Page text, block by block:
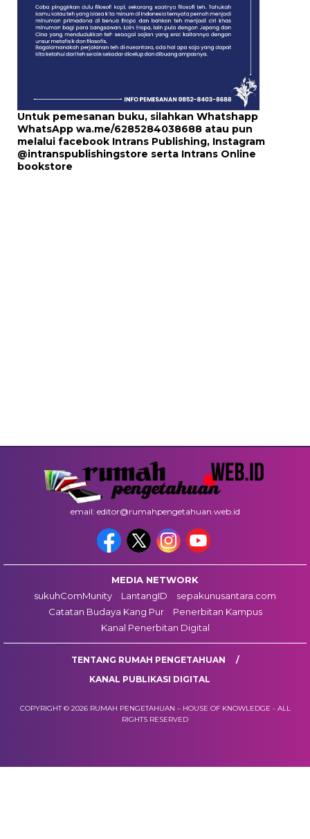
Untuk pemesanan buku, silahkan Whatshapp
WhatsApp wa.me/6285284038688 atau pun
melalui facebook Intrans Publishing, Instagram
@intranspublishingstore serta Intrans Online
bookstore
email: editor@rumahpengetahuan.web.id
MEDIA NETWORK
sukuhComMunity
LantangID
sepakunusantara.com
Catatan Budaya Kang Pur
Penerbitan Kampus
Kanal Penerbitan Digital
TENTANG RUMAH PENGETAHUAN
KANAL PUBLIKASI DIGITAL
COPYRIGHT © 2026 RUMAH PENGETAHUAN – HOUSE OF KNOWLEDGE - ALL
RIGHTS RESERVED